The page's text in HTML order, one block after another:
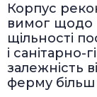
Корпус
вимог щодо
щільності
і
залежність
ферму